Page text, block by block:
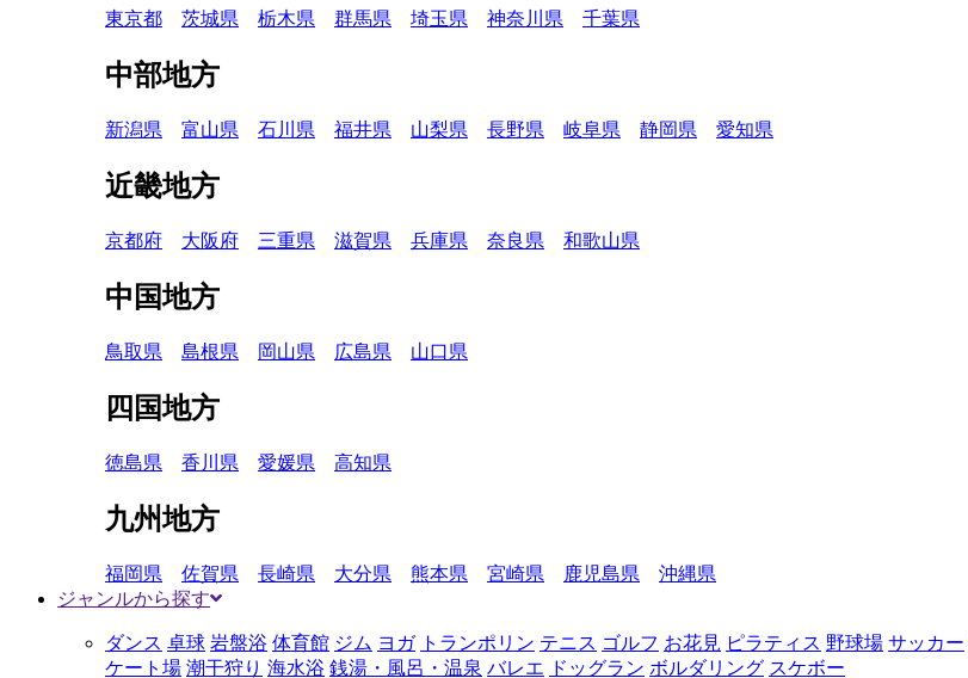
東京都 茨城県 栃木県 群馬県 埼玉県 神奈川県 千葉県
中部地方
新潟県 富山県 石川県 福井県 山梨県 長野県 岐阜県 静岡県 愛知県
近畿地方
京都府 大阪府 三重県 滋賀県 兵庫県 奈良県 和歌山県
中国地方
鳥取県 島根県 岡山県 広島県 山口県
四国地方
徳島県 香川県 愛媛県 高知県
九州地方
福岡県 佐賀県 長崎県 大分県 熊本県 宮崎県 鹿児島県
沖縄県
ジャンルから探す
ダンス 卓球 岩盤浴 体育館 ジム ヨガ トランポリン テニス ゴルフ お花見 ピラティス 野球場 サッカー
ケート場 潮干狩り 海水浴 銭湯・風呂・温泉 バレエ ドッグラン ボルダリング スケボー